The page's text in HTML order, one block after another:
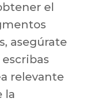
el
asegúrate
relevante
la